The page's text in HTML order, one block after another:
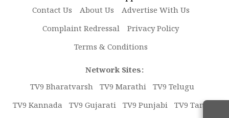
Contact Us About Us
Advertise With Us
Complaint Redressal
Privacy Policy
Terms & Conditions
Network Sites:
TV9 Bharatvarsh TV9 Marathi TV9 Telugu
TV9 Kannada TV9 Gujarati TV9 Punjabi TV9 Tamil